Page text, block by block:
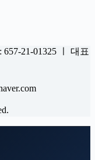
21-01325 ㅣ 대표